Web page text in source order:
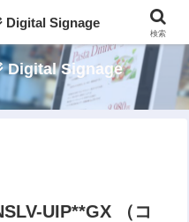
ジタルサイネージ
Digital Signage
UIP**GX （コ
Digital Signage
検索